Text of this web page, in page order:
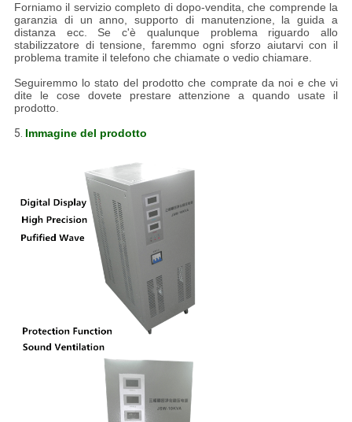
Forniamo il servizio completo di dopo-vendita, che comprende la
garanzia di un anno, supporto di manutenzione, la guida a
distanza ecc. Se c'è qualunque problema riguardo allo
stabilizzatore di tensione, faremmo ogni sforzo aiutarvi con il
problema tramite il telefono che chiamate o vedio chiamare.
Seguiremmo lo stato del prodotto che comprate da noi e che vi
dite le cose dovete prestare attenzione a quando usate il
prodotto.
5. Immagine del prodotto